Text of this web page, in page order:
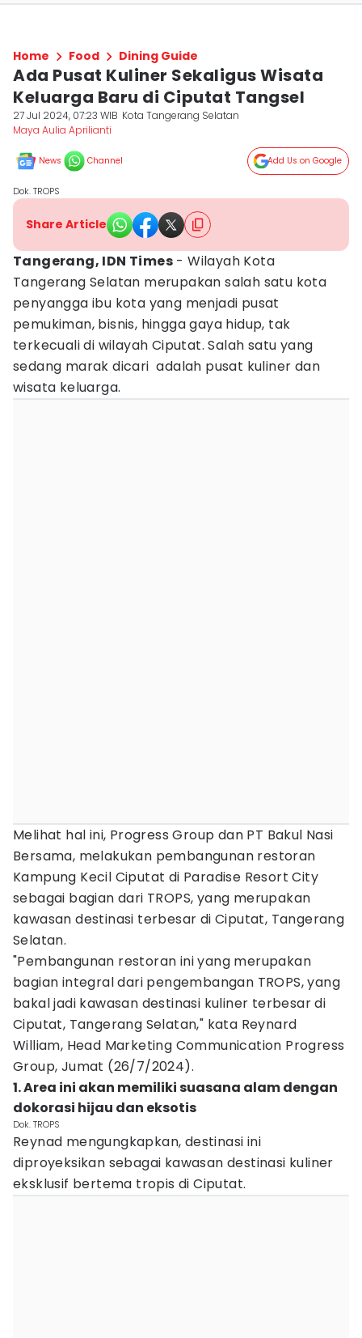
Home Food Dining Guide
Ada Pusat Kuliner Sekaligus Wisata
Keluarga Baru di Ciputat Tangsel
27 Jul 2024, 07:23 WIB Kota Tangerang Selatan
Maya Aulia Aprilianti
News Channel Add Us on Google
Dok. TROPS
Share Article
Tangerang, IDN Times - Wilayah Kota
Tangerang Selatan merupakan salah satu kota
penyangga ibu kota yang menjadi pusat
pemukiman, bisnis, hingga gaya hidup, tak
terkecuali di wilayah Ciputat. Salah satu yang
sedang marak dicari adalah pusat kuliner dan
wisata keluarga.
Melihat hal ini, Progress Group dan PT Bakul Nasi
Bersama, melakukan pembangunan restoran
Kampung Kecil Ciputat di Paradise Resort City
sebagai bagian dari TROPS, yang merupakan
kawasan destinasi terbesar di Ciputat, Tangerang
Selatan.
"Pembangunan restoran ini yang merupakan
bagian integral dari pengembangan TROPS, yang
bakal jadi kawasan destinasi kuliner terbesar di
Ciputat, Tangerang Selatan," kata Reynard
William, Head Marketing Communication Progress
Group, Jumat (26/7/2024).
1. Area ini akan memiliki suasana alam dengan
dokorasi hijau dan eksotis
Dok. TROPS
Reynad mengungkapkan, destinasi ini
diproyeksikan sebagai kawasan destinasi kuliner
eksklusif bertema tropis di Ciputat.